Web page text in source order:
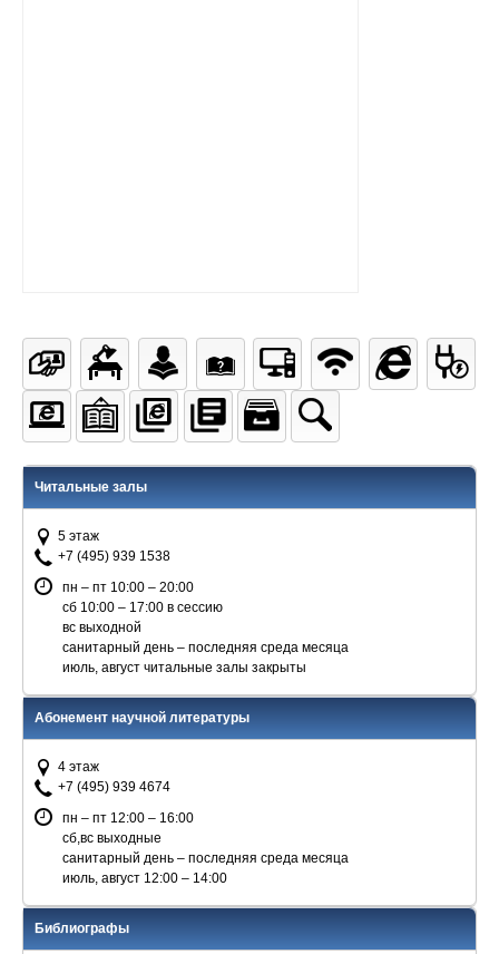
Читальные залы
5 этаж
+7 (495) 939 1538
пн – пт 10:00 – 20:00
сб 10:00 – 17:00 в сессию
вс выходной
санитарный день – последняя среда месяца
июль, август читальные залы закрыты
Абонемент научной литературы
4 этаж
+7 (495) 939 4674
пн – пт 12:00 – 16:00
сб,вс выходные
санитарный день – последняя среда месяца
июль, август 12:00 – 14:00
Библиографы